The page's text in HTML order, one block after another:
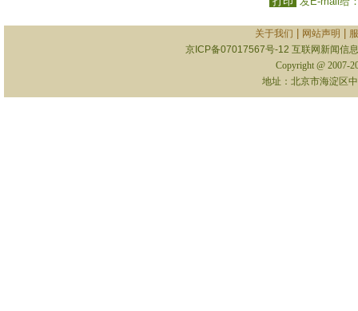
关于我们 网站声明
京ICP备07017567号-12 互联网新闻信
Copyright @ 2007-
地址：北京市海淀区